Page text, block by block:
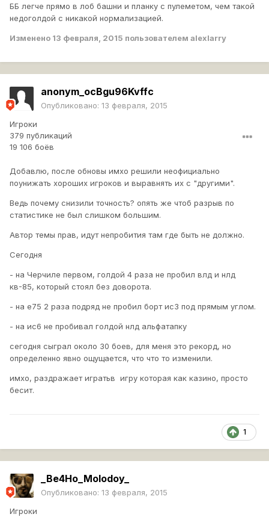
ББ легче прямо в лоб башни и планку с пулеметом, чем такой
недоголдой с никакой нормализацией.
Изменено 13 февраля, 2015 пользователем alexlarry
anonym_ocBgu96Kvffc
Опубликовано: 13 февраля, 2015
Игроки
379 публикаций
19 106 боёв
Добавлю, после обновы имхо решили неофициально
поунижать хороших игроков и выравнять их с "другими".
Ведь почему снизили точность? опять же чтоб разрыв по
статистике не был слишком большим.
Автор темы прав, идут непробития там где быть не должно.
Сегодня
- на Черчиле первом, голдой 4 раза не пробил влд и нлд
кв-85, который стоял без доворота.
- на е75 2 раза подряд не пробил борт ис3 под прямым углом.
- на ис6 не пробивал голдой нлд альфатапку
сегодня сыграл около 30 боев, для меня это рекорд, но
определенно явно ощущается, что что то изменили.
имхо, раздражает игратьв игру которая как казино, просто
бесит.
1
_Be4Ho_Molodoy_
Опубликовано: 13 февраля, 2015
Игроки